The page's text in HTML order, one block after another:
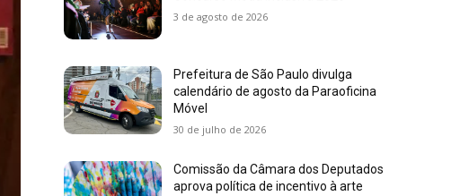
3 de agosto de 2026
Prefeitura de São Paulo divulga
calendário de agosto da Paraoficina
Móvel
30 de julho de 2026
Comissão da Câmara dos Deputados
aprova política de incentivo à arte